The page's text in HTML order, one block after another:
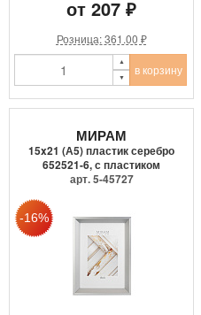
от 207 ₽
Розница: 361.00 ₽
в корзину
МИРАМ
15x21 (А5) пластик серебро
652521-6, с пластиком
арт. 5-45727